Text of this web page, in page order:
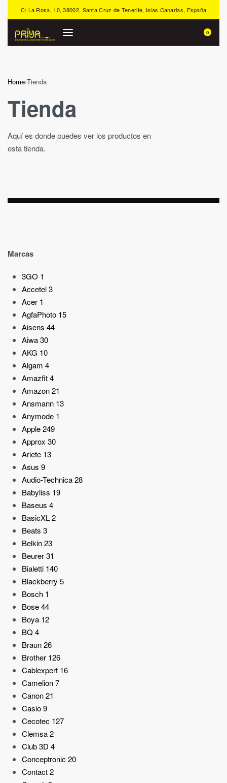
C/ La Rosa, 10, 38002, Santa Cruz de Tenerife, Islas Canarias, España
0
Home›Tienda
Tienda
Aquí es donde puedes ver los productos en
esta tienda.
Marcas
3GO 1
Accetel3
Acer 1
AgfaPhoto 15
Aisens 44
Aiwa30
AKG 10
Algam 4
Amazfit4
Amazon21
Ansmann 13
Anymode 1
Apple249
Approx 30
Ariete 13
Asus 9
Audio-Technica28
Babyliss 19
Baseus 4
BasicXL2
Beats 3
Belkin23
Beurer31
Bialetti 140
Blackberry 5
Bosch 1
Bose44
Boya 12
BQ 4
Braun26
Brother 126
Cablexpert 16
Camelion7
Canon21
Casio9
Cecotec 127
Clemsa2
Club 3D 4
Conceptronic 20
Contact2